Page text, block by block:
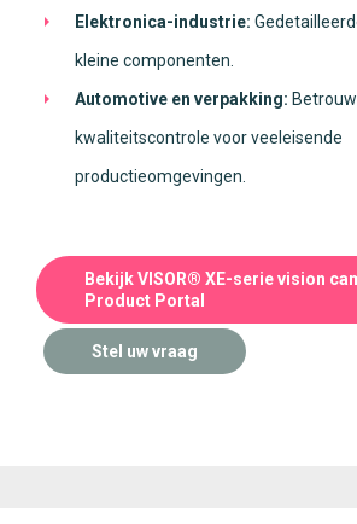
Elektronica-industrie:
kleine componenten.
Automotive en verpakking:
kwaliteitscontrole voor veeleisende
productieomgevingen.
Bekijk VISOR® XE-serie vision
Product Portal
Stel uw vraag